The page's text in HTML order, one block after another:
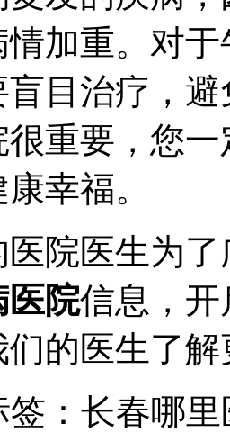
加重。对
目治疗，
重要，您
幸福。
医生为了
医院信息，
的医生了
： 长春哪